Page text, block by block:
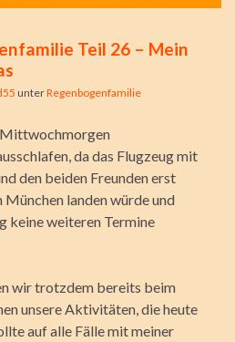
Teil 26 – Mein
unterRegenbogenfamilie
da das Flugzeug mit
den beiden Freunden erst
landen würde und
keine weiteren Termine
wir trotzdem bereits beim
unsere Aktivitäten, die heute
auf alle Fälle mit meiner